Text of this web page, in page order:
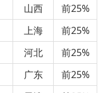
山西
前25%
上海
前25%
河北
前25%
广东
前25%